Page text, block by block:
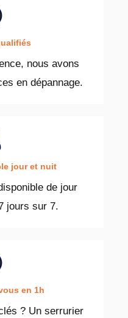
nous avons
en dépannage.
jour et nuit
de jour
jours sur 7.
en 1h
? Un serrurier